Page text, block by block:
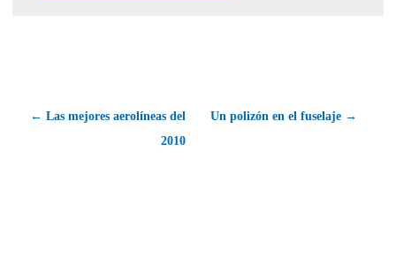
← Las mejores aerolíneas del
2010
Un polizón en el fuselaje →